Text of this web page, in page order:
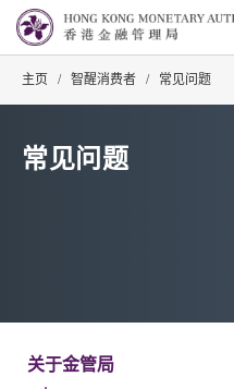
主页 / 智醒消费者 / 常见问题
常见问题
关于金管局